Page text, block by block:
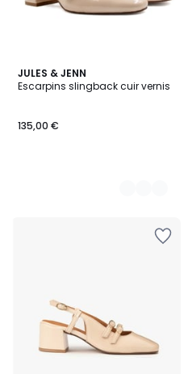
JULES & JENN
Escarpins slingback cuir vernis
135,00 €
5
Couleurs